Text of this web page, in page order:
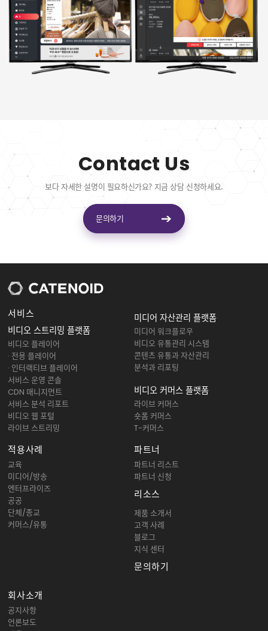
Contact Us
보다 자세한 설명이 필요하신가요? 지금 상담 신청하세요.
문의하기
서비스
비디오 스트리밍 플랫폼
비디오 플레이어
· 전용 플레이어
· 인터랙티브 플레이어
서비스 운영 콘솔
CDN 매니지먼트
서비스 분석 리포트
비디오 웹 포털
라이브 스트리밍
미디어 자산관리 플랫폼
미디어 워크플로우
비디오 유통관리 시스템
콘텐츠 유통과 자산관리
분석과 리포팅
비디오 커머스 플랫폼
라이브 커머스
숏폼 커머스
T-커머스
적용사례
교육
미디어/방송
엔터프라이즈
공공
단체/종교
커머스/유통
파트너
파트너 리스트
파트너 신청
리소스
제품 소개서
고객 사례
블로그
지식 센터
문의하기
회사소개
공지사항
언론보도